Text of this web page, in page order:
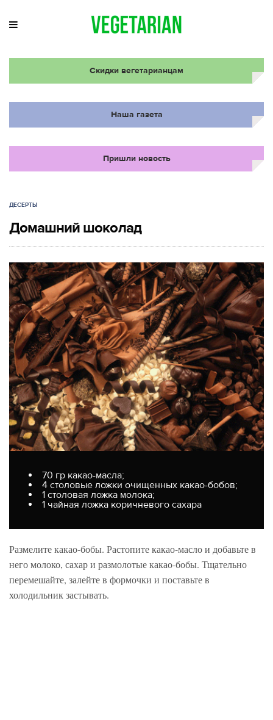
Скидки вегетарианцам
Наша газета
Пришли новость
ДЕСЕРТЫ
Домашний шоколад
70 гр какао-масла;
4 столовые ложки очищенных какао-бобов;
1 столовая ложка молока;
1 чайная ложка коричневого сахара
Размелите какао-бобы. Растопите какао-масло и добавьте в
него молоко, сахар и размолотые какао-бобы. Тщательно
перемешайте, залейте в формочки и поставьте в
холодильник застывать.